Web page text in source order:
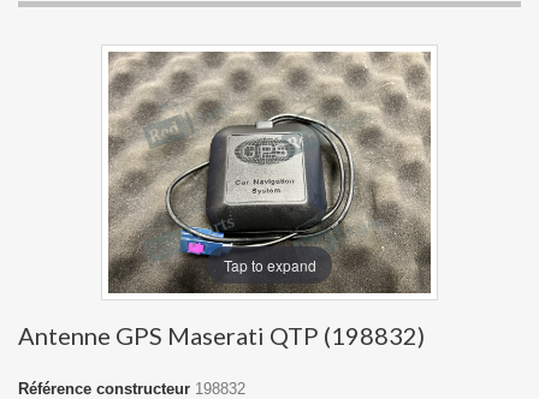
Tap to expand
Antenne GPS Maserati QTP (198832)
Référence constructeur 198832